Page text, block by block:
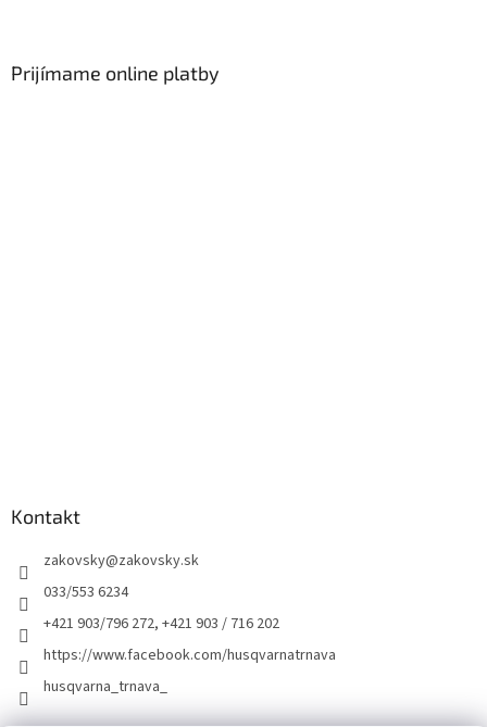
Prijímame online platby
Kontakt
zakovsky@zakovsky.sk
033/553 6234
+421 903/796 272, +421 903 / 716 202
https://www.facebook.com/husqvarnatrnava
husqvarna_trnava_